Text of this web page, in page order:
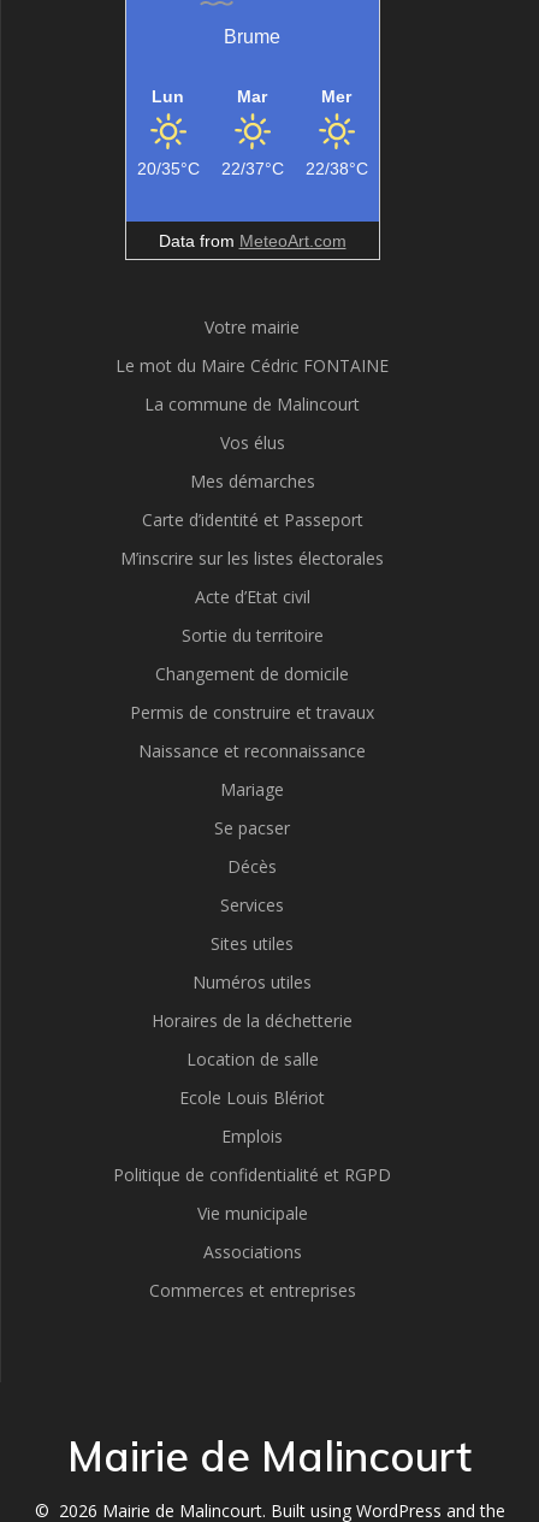
Brume
Lun
20/35°C
Mar
22/37°C
Mer
22/38°C
Data from MeteoArt.com
Votre mairie
Le mot du Maire Cédric FONTAINE
La commune de Malincourt
Vos élus
Mes démarches
Carte d’identité et Passeport
M’inscrire sur les listes électorales
Acte d’Etat civil
Sortie du territoire
Changement de domicile
Permis de construire et travaux
Naissance et reconnaissance
Mariage
Se pacser
Décès
Services
Sites utiles
Numéros utiles
Horaires de la déchetterie
Location de salle
Ecole Louis Blériot
Emplois
Politique de confidentialité et RGPD
Vie municipale
Associations
Commerces et entreprises
Mairie de Malincourt
© 2026 Mairie de Malincourt. Built using WordPress and the